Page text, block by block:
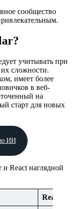
сообщество
учитывать при
сложности.
имеет более
в веб-
на
старт для новых
ИИ
React наглядной
React